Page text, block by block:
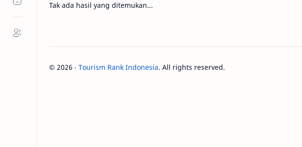
Tak ada hasil yang ditemukan...
© 2026 ‧ Tourism Rank Indonesia. All rights reserved.